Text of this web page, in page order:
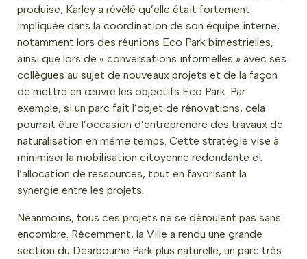
produise, Karley a révélé qu’elle était fortement
impliquée dans la coordination de son équipe interne,
notamment lors des réunions Eco Park bimestrielles,
ainsi que lors de « conversations informelles » avec ses
collègues au sujet de nouveaux projets et de la façon
de mettre en œuvre les objectifs Eco Park. Par
exemple, si un parc fait l’objet de rénovations, cela
pourrait être l’occasion d’entreprendre des travaux de
naturalisation en même temps. Cette stratégie vise à
minimiser la mobilisation citoyenne redondante et
l’allocation de ressources, tout en favorisant la
synergie entre les projets.
Néanmoins, tous ces projets ne se déroulent pas sans
encombre. Récemment, la Ville a rendu une grande
section du Dearbourne Park plus naturelle, un parc très